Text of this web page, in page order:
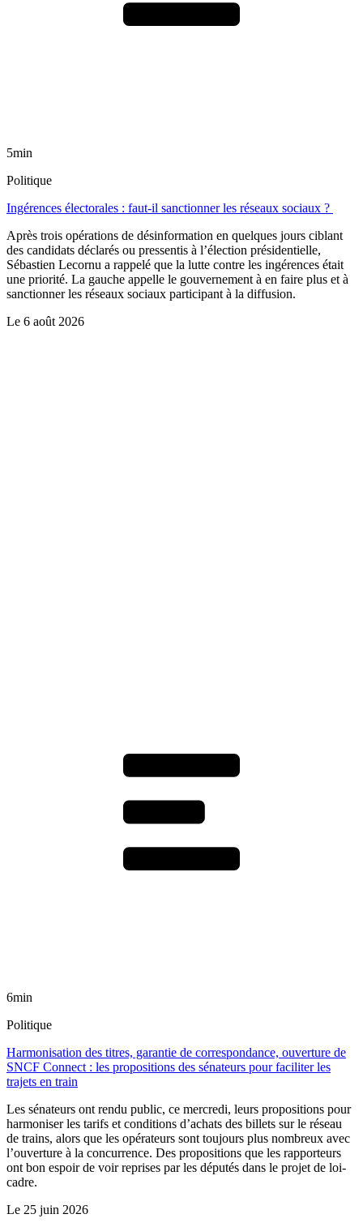
5min
Politique
Ingérences électorales : faut-il sanctionner les réseaux sociaux ?
Après trois opérations de désinformation en quelques jours ciblant
des candidats déclarés ou pressentis à l’élection présidentielle,
Sébastien Lecornu a rappelé que la lutte contre les ingérences était
une priorité. La gauche appelle le gouvernement à en faire plus et à
sanctionner les réseaux sociaux participant à la diffusion.
Le 6 août 2026
6min
Politique
Harmonisation des titres, garantie de correspondance, ouverture de
SNCF Connect : les propositions des sénateurs pour faciliter les
trajets en train
Les sénateurs ont rendu public, ce mercredi, leurs propositions pour
harmoniser les tarifs et conditions d’achats des billets sur le réseau
de trains, alors que les opérateurs sont toujours plus nombreux avec
l’ouverture à la concurrence. Des propositions que les rapporteurs
ont bon espoir de voir reprises par les députés dans le projet de loi-
cadre.
Le 25 juin 2026